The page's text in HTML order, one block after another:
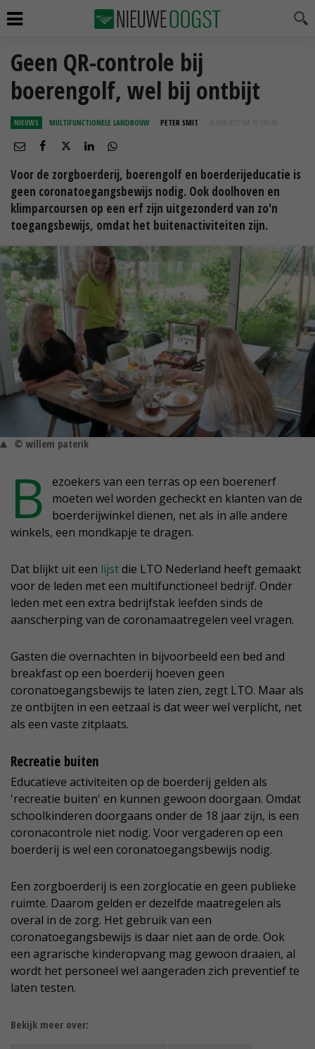
Geen QR-controle bij
boerengolf, wel bij ontbijt
NIEUWS MULTIFUNCTIONELE LANDBOUW PETER SMIT 16 NOV 2021 OM 10:13
Voor de zorgboerderij, boerengolf en boerderijeducatie is
geen coronatoegangsbewijs nodig. Ook doolhoven en
klimparcoursen op een erf zijn uitgezonderd van zo'n
toegangsbewijs, omdat het buitenactiviteiten zijn.
© willem paterik
B
ezoekers van een terras op een boerenerf
moeten wel worden gecheckt en klanten van de
boerderijwinkel dienen, net als in alle andere
winkels, een mondkapje te dragen.
Dat blijkt uit een lijstdie LTO Nederland heeft gemaakt
voor de leden met een multifunctioneel bedrijf. Onder
leden met een extra bedrijfstak leefden sinds de
aanscherping van de coronamaatregelen veel vragen.
Gasten die overnachten in bijvoorbeeld een bed and
breakfast op een boerderij hoeven geen
coronatoegangsbewijs te laten zien, zegt LTO. Maar als
ze ontbijten in een eetzaal is dat weer wel verplicht, net
als een vaste zitplaats.
Recreatie buiten
Educatieve activiteiten op de boerderij gelden als
'recreatie buiten' en kunnen gewoon doorgaan. Omdat
schoolkinderen doorgaans onder de 18 jaar zijn, is een
coronacontrole niet nodig. Voor vergaderen op een
boerderij is wel een coronatoegangsbewijs nodig.
Een zorgboerderij is een zorglocatie en geen publieke
ruimte. Daarom gelden er dezelfde maatregelen als
overal in de zorg. Het gebruik van een
coronatoegangsbewijs is daar niet aan de orde. Ook
een agrarische kinderopvang mag gewoon draaien, al
wordt het personeel wel aangeraden zich preventief te
laten testen.
Bekijk meer over: